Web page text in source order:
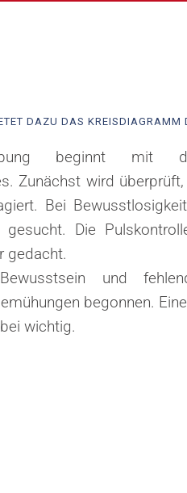
DAZU DAS KREISDIAGRAMM
beginnt mit
Zunächst wird
Bei
Die
gedacht.
und
begonnen.
wichtig.